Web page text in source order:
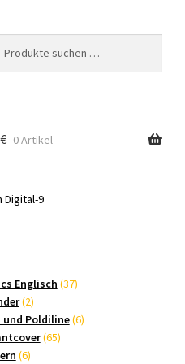
€ 0 Artikel
Digital-9
Englisch 3737
22
Produkte
und Poldiline 66
6565
66